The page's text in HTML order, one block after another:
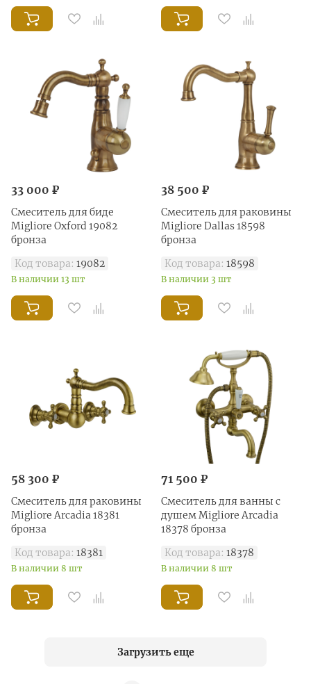
33 000 ₽
Смеситель для биде
Migliore Oxford 19082
бронза
Код товара: 19082
В наличии 13 шт
38 500 ₽
Смеситель для раковины
Migliore Dallas 18598
бронза
Код товара: 18598
В наличии 3 шт
58 300 ₽
Смеситель для раковины
Migliore Arcadia 18381
бронза
Код товара: 18381
В наличии 8 шт
71 500 ₽
Смеситель для ванны с
душем Migliore Arcadia
18378 бронза
Код товара: 18378
В наличии 8 шт
Загрузить еще